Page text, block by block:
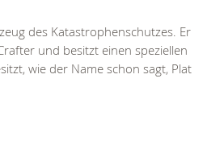
des Katastrophenschutzes. Er
und besitzt einen speziellen
wie der Name schon sagt, Plat